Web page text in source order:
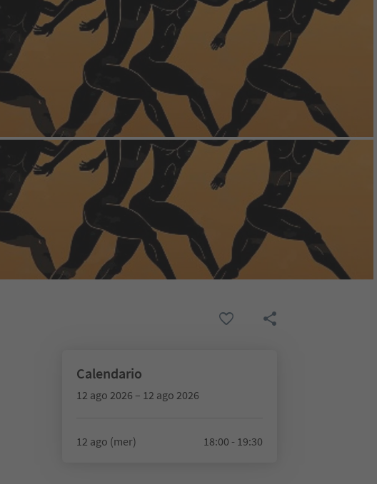
Calendario
12 ago 2026 – 12 ago 2026
12 ago (mer) 18:00 - 19:30